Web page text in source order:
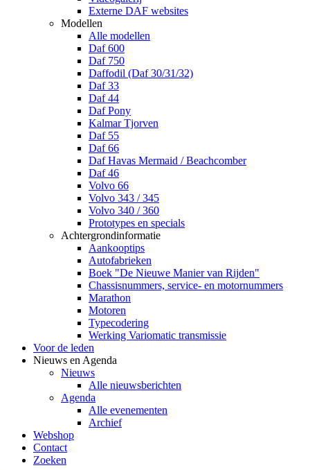
Externe DAF websites
Modellen
Alle modellen
Daf 600
Daf 750
Daffodil (Daf 30/31/32)
Daf 33
Daf 44
Daf Pony
Kalmar Tjorven
Daf 55
Daf 66
Daf Havas Mermaid / Beachcomber
Daf 46
Volvo 66
Volvo 343 / 345
Volvo 340 / 360
Prototypes en specials
Achtergrondinformatie
Aankooptips
Autofabrieken
Boek "De Nieuwe Manier van Rijden"
Chassisnummers, service- en motornummers
Marathon
Motoren
Typecodering
Werking Variomatic transmissie
Voor de leden
Nieuws en Agenda
Nieuws
Alle nieuwsberichten
Agenda
Alle evenementen
Archief
Webshop
Contact
Zoeken